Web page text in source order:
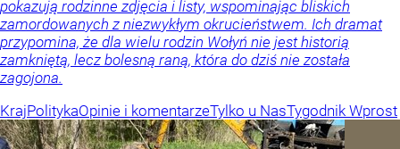
pokazują rodzinne zdjęcia i listy, wspominając bliskich
zamordowanych z niezwykłym okrucieństwem. Ich dramat
przypomina, że dla wielu rodzin Wołyń nie jest historią
zamkniętą, lecz bolesną raną, która do dziś nie została
zagojona.
KrajPolitykaOpinie i komentarzeTylko u NasTygodnik Wprost